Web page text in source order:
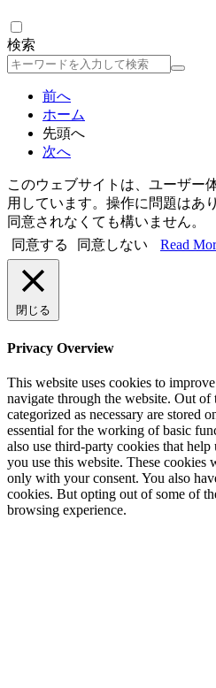
検索
検
前へ
ホーム
先頭へ
次へ
このウェブサイトは、ユーザー
用しています。操作に問題はあ
同意されなくても構いません。
同意する
同意しない Read
閉じる
Privacy Overview
This website uses cookies to
navigate through the website. Out of
categorized as necessary are stored
essential for the working of basic
also use third-party cookies that
you use this website. These cookies
only with your consent. You also
cookies. But opting out of some of
browsing experience.